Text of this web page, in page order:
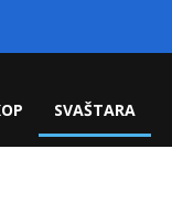
SVAŠTARA